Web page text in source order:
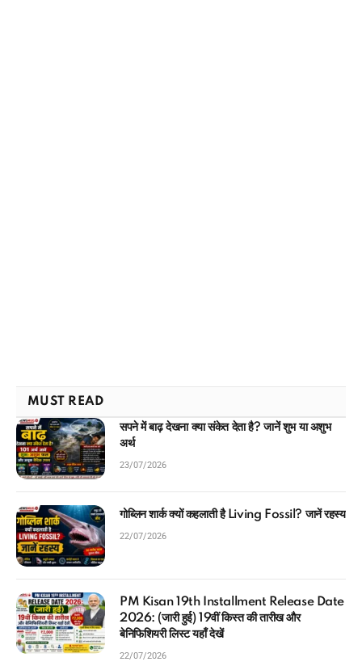
MUST READ
सपने में बाढ़ देखना क्या संकेत देता है? जानें शुभ या अशुभ
अर्थ
23/07/2026
गोब्लिन शार्क क्यों कहलाती है Living Fossil? जानें रहस्य
22/07/2026
PM Kisan 19th Installment Release Date
2026: (जारी हुई) 19वीं किस्त की तारीख और
बेनिफिशियरी लिस्ट यहाँ देखें
22/07/2026